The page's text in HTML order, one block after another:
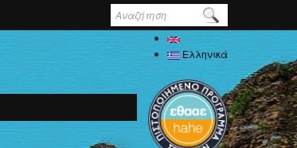
Φόρμα
αναζήτησηςEnglish
Ελληνικά